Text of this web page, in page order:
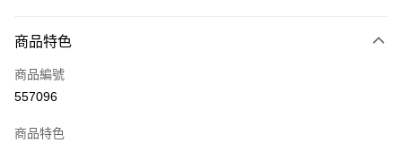
信用卡
Apple Pay
商品特色
商品編號
557096
商品特色